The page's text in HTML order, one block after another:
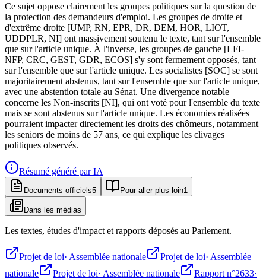
Ce sujet oppose clairement les groupes politiques sur la question de
la protection des demandeurs d'emploi. Les groupes de droite et
d'extrême droite [UMP, RN, EPR, DR, DEM, HOR, LIOT,
UDDPLR, NI] ont massivement soutenu le texte, tant sur l'ensemble
que sur l'article unique. À l'inverse, les groupes de gauche [LFI-
NFP, CRC, GEST, GDR, ECOS] s'y sont fermement opposés, tant
sur l'ensemble que sur l'article unique. Les socialistes [SOC] se sont
majoritairement abstenus, tant sur l'ensemble que sur l'article unique,
avec une abstention totale au Sénat. Une divergence notable
concerne les Non-inscrits [NI], qui ont voté pour l'ensemble du texte
mais se sont abstenus sur l'article unique. Les économies réalisées
pourraient impacter directement les droits des chômeurs, notamment
les seniors de moins de 57 ans, ce qui explique les clivages
politiques observés.
Résumé généré par IA
Documents officiels5 Pour aller plus loin1
Dans les médias
Les textes, études d'impact et rapports déposés au Parlement.
Projet de loi· Assemblée nationale Projet de loi· Assemblée
nationale
Projet de loi· Assemblée nationale Rapport n°2633·